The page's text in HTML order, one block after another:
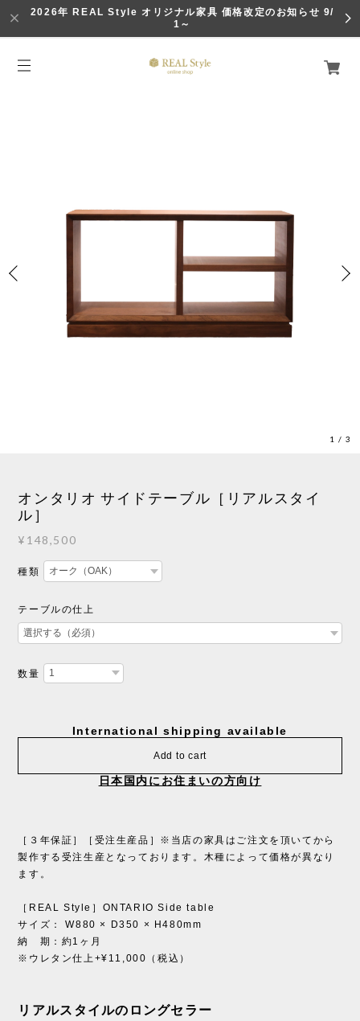
2026年 REAL Style オリジナル家具 価格改定のお知らせ 9/
1～
1 /3
オンタリオ サイドテーブル［リアルスタイ
ル］
¥148,500
種類
テーブルの仕上
数量
International shipping available
Add to cart
日本国内にお住まいの方向け
［３年保証］［受注生産品］※当店の家具はご注文を頂いてから
製作する受注生産となっております。木種によって価格が異なり
ます。
［REAL Style］ONTARIO Side table
サイズ： W880 × D350 × H480mm
納 期：約1ヶ月
※ウレタン仕上+¥11,000（税込）
リアルスタイルのロングセラー